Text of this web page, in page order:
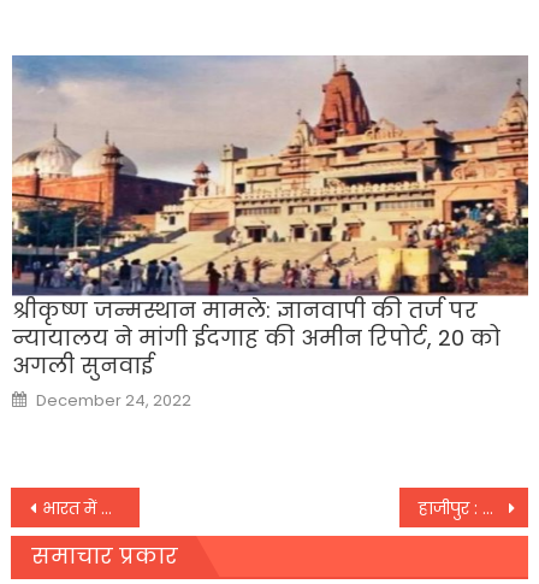
श्रीकृष्ण जन्मस्थान मामले: ज्ञानवापी की तर्ज पर
न्यायालय ने मांगी ईदगाह की अमीन रिपोर्ट, 20 को
अगली सुनवाई
Posted
on
December 24, 2022
Post
navigation
भारत में बढ़ा रैंसमवेयर का खतरा, सबसे अधिक प्रभावित हुए ये सेक्टर हाजीपुर : मां-बाप ने गला घोंट दो बेटियों की कर दी हत्या, पुलिस के सामने बिलख-बिलखकर बताई वजह
समाचार प्रकार